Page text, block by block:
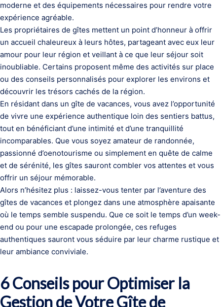
moderne et des équipements nécessaires pour rendre votre
expérience agréable.
Les propriétaires de gîtes mettent un point d’honneur à offrir
un accueil chaleureux à leurs hôtes, partageant avec eux leur
amour pour leur région et veillant à ce que leur séjour soit
inoubliable. Certains proposent même des activités sur place
ou des conseils personnalisés pour explorer les environs et
découvrir les trésors cachés de la région.
En résidant dans un gîte de vacances, vous avez l’opportunité
de vivre une expérience authentique loin des sentiers battus,
tout en bénéficiant d’une intimité et d’une tranquillité
incomparables. Que vous soyez amateur de randonnée,
passionné d’oenotourisme ou simplement en quête de calme
et de sérénité, les gîtes sauront combler vos attentes et vous
offrir un séjour mémorable.
Alors n’hésitez plus : laissez-vous tenter par l’aventure des
gîtes de vacances et plongez dans une atmosphère apaisante
où le temps semble suspendu. Que ce soit le temps d’un week-
end ou pour une escapade prolongée, ces refuges
authentiques sauront vous séduire par leur charme rustique et
leur ambiance conviviale.
6 Conseils pour Optimiser la
Gestion de Votre Gîte de